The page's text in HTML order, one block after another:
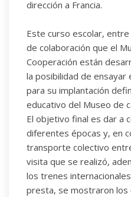
dirección a Francia.
Este curso escolar,
de colaboración que el
Cooperación están
la posibilidad de ensayar
para su implantación
educativo del Museo de
El objetivo final es dar a
diferentes épocas y, en
transporte colectivo
visita que se realizó,
los trenes
presta, se mostraron